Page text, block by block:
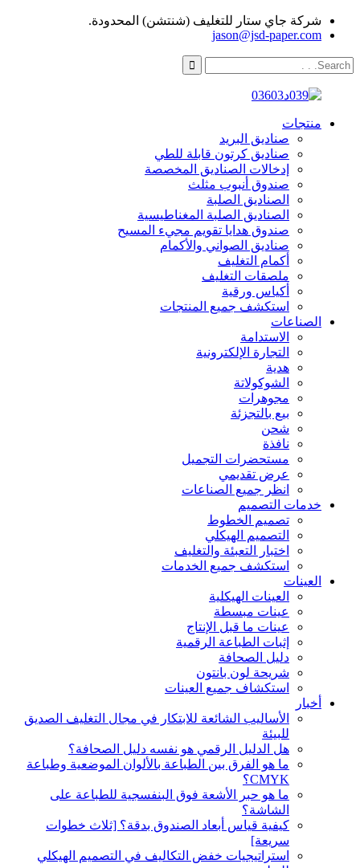
شركة جاي ستار للتغليف (شنتشن) المحدودة.
jason@jsd-paper.com
منتجات
صناديق البريد
صناديق كرتون قابلة للطي
إدخالات الصناديق المخصصة
صندوق أنبوب مثلث
الصناديق الصلبة
الصناديق الصلبة المغناطيسية
صندوق هدايا تقويم مجيء المسيح
صناديق الصواني والأكمام
أكمام التغليف
ملصقات التغليف
أكياس ورقية
استكشف جميع المنتجات
الصناعات
الاستدامة
التجارة الإلكترونية
هدية
الشوكولاتة
مجوهرات
بيع بالتجزئة
شحن
نافذة
مستحضرات التجميل
عرض تقديمي
انظر جميع الصناعات
خدمات التصميم
تصميم الخطوط
التصميم الهيكلي
اختبار التعبئة والتغليف
استكشف جميع الخدمات
العينات
العينات الهيكلية
عينات مبسطة
عينات ما قبل الإنتاج
إثبات الطباعة الرقمية
دليل الصحافة
شريحة لون بانتون
استكشاف جميع العينات
أخبار
الأساليب الشائعة للابتكار في مجال التغليف الصديق
للبيئة
هل الدليل الرقمي هو نفسه دليل الصحافة؟
ما هو الفرق بين الطباعة بالألوان الموضعية وطباعة
CMYK؟
ما هو حبر الأشعة فوق البنفسجية للطباعة على
الشاشة؟
كيفية قياس أبعاد الصندوق بدقة؟ [ثلاث خطوات
سريعة]
استراتيجيات خفض التكاليف في التصميم الهيكلي